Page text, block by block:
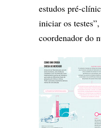
estudos pré-
iniciar os
coordenador do